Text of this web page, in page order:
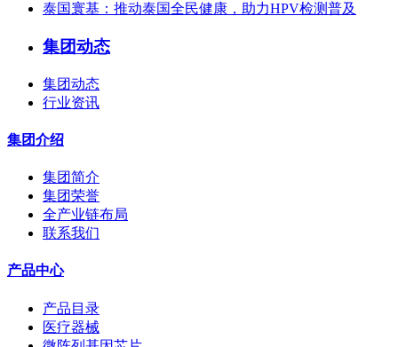
泰国寰基：推动泰国全民健康，助力HPV检测普及
集团动态
集团动态
行业资讯
集团介绍
集团简介
集团荣誉
全产业链布局
联系我们
产品中心
产品目录
医疗器械